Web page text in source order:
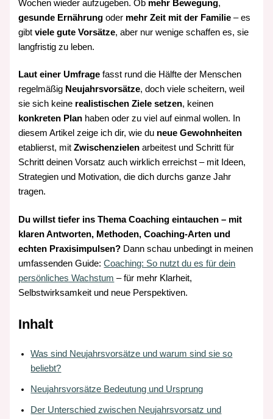
Wochen wieder aufzugeben. Ob mehr Bewegung,
gesunde Ernährung oder mehr Zeit mit der Familie – es
gibtviele gute Vorsätze, aber nur wenige schaffen es, sie
langfristig zu leben.
Laut einer Umfrage fasst rund die Hälfte der Menschen
regelmäßig Neujahrsvorsätze, doch viele scheitern, weil
sie sich keine realistischen Ziele setzen, keinen
konkreten Plan haben oder zu viel auf einmal wollen. In
diesem Artikel zeige ich dir, wie du neue Gewohnheiten
etablierst, mitZwischenzielen arbeitest und Schritt für
Schritt deinen Vorsatz auch wirklich erreichst – mit Ideen,
Strategien und Motivation, die dich durchs ganze Jahr
tragen.
Du willst tiefer ins Thema Coaching eintauchen – mit
klaren Antworten, Methoden, Coaching-Arten und
echten Praxisimpulsen? Dann schau unbedingt in meinen
umfassenden Guide:Coaching: So nutzt du es für dein
persönliches Wachstum – für mehr Klarheit,
Selbstwirksamkeit und neue Perspektiven.
Inhalt
Was sind Neujahrsvorsätze und warum sind sie so
beliebt?
Neujahrsvorsätze Bedeutung und Ursprung
Der Unterschied zwischen Neujahrsvorsatz und